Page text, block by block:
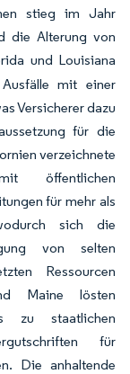
stieg im Jahr
die Alterung von
und Louisiana
mit einer
Versicherer dazu
für die
verzeichnete
für mehr als
sich die
von selten
Ressourcen
Maine lösten
zu staatlichen
für
Die anhaltende